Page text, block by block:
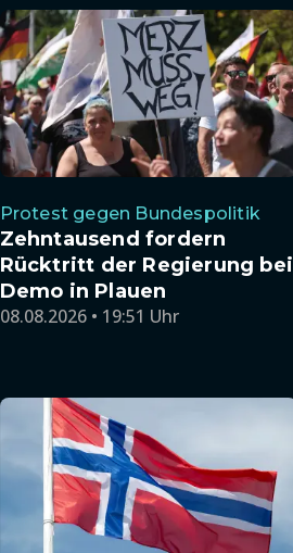
Protest gegen Bundespolitik
Zehntausend fordern
Rücktritt der Regierung bei
Demo in Plauen
08.08.2026 • 19:51 Uhr